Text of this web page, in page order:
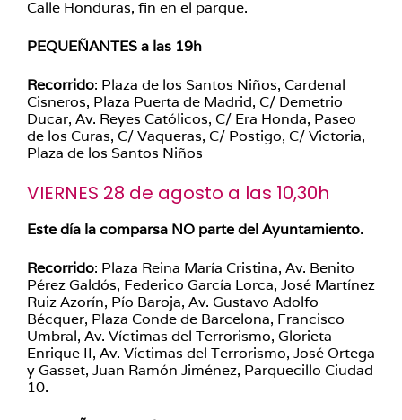
Calle Honduras, fin en el parque.
PEQUEÑANTES a las 19h
Recorrido: Plaza de los Santos Niños, Cardenal
Cisneros, Plaza Puerta de Madrid, C/ Demetrio
Ducar, Av. Reyes Católicos, C/ Era Honda, Paseo
de los Curas, C/ Vaqueras, C/ Postigo, C/ Victoria,
Plaza de los Santos Niños
VIERNES 28 de agosto a las 10,30h
Este día la comparsa NO parte del Ayuntamiento.
Recorrido: Plaza Reina María Cristina, Av. Benito
Pérez Galdós, Federico García Lorca, José Martínez
Ruiz Azorín, Pío Baroja, Av. Gustavo Adolfo
Bécquer, Plaza Conde de Barcelona, Francisco
Umbral, Av. Víctimas del Terrorismo, Glorieta
Enrique II, Av. Víctimas del Terrorismo, José Ortega
y Gasset, Juan Ramón Jiménez, Parquecillo Ciudad
10.